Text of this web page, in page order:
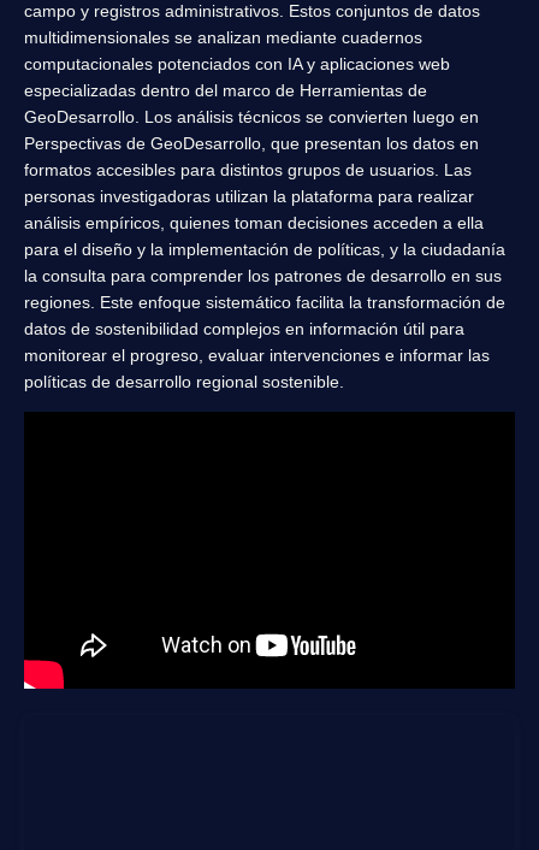
campo y registros administrativos. Estos conjuntos de datos
multidimensionales se analizan mediante cuadernos
computacionales potenciados con IA y aplicaciones web
especializadas dentro del marco de Herramientas de
GeoDesarrollo. Los análisis técnicos se convierten luego en
Perspectivas de GeoDesarrollo, que presentan los datos en
formatos accesibles para distintos grupos de usuarios. Las
personas investigadoras utilizan la plataforma para realizar
análisis empíricos, quienes toman decisiones acceden a ella
para el diseño y la implementación de políticas, y la ciudadanía
la consulta para comprender los patrones de desarrollo en sus
regiones. Este enfoque sistemático facilita la transformación de
datos de sostenibilidad complejos en información útil para
monitorear el progreso, evaluar intervenciones e informar las
políticas de desarrollo regional sostenible.